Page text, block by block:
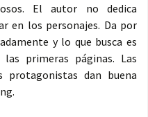
El autor no dedica
en los personajes. Da por
y lo que busca es
primeras páginas. Las
protagonistas dan buena